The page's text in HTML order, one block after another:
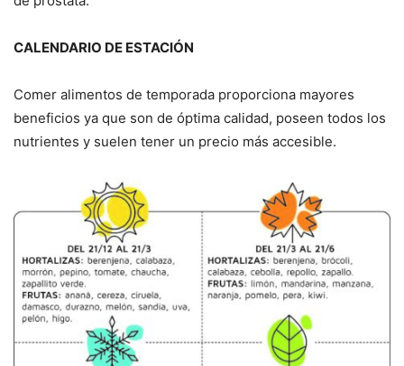
CALENDARIO DE ESTACIÓN
Comer alimentos de temporada proporciona mayores
beneficios ya que son de óptima calidad, poseen todos los
nutrientes y suelen tener un precio más accesible.